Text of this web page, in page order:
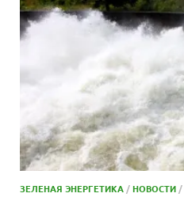
ЗЕЛЕНАЯ ЭНЕРГЕТИКА /НОВОСТИ /